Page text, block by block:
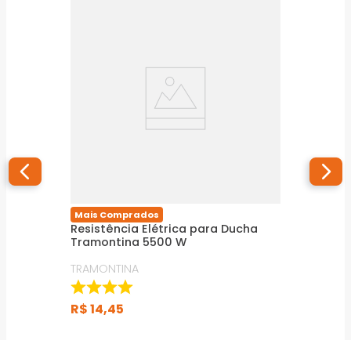
Mais Comprados
Resistência Elétrica para Ducha
Tramontina 5500 W
TRAMONTINA
R$14,45